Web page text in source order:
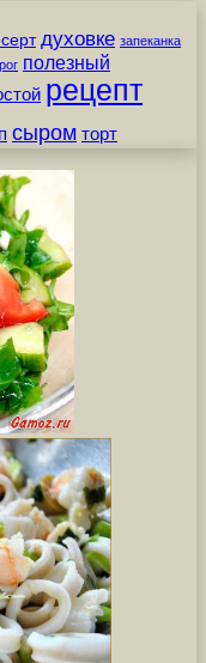
духовке запеканка
полезный
рецепт
сыром торт